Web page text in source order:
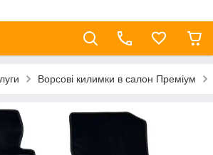
Ворсові килимки в салон Преміум